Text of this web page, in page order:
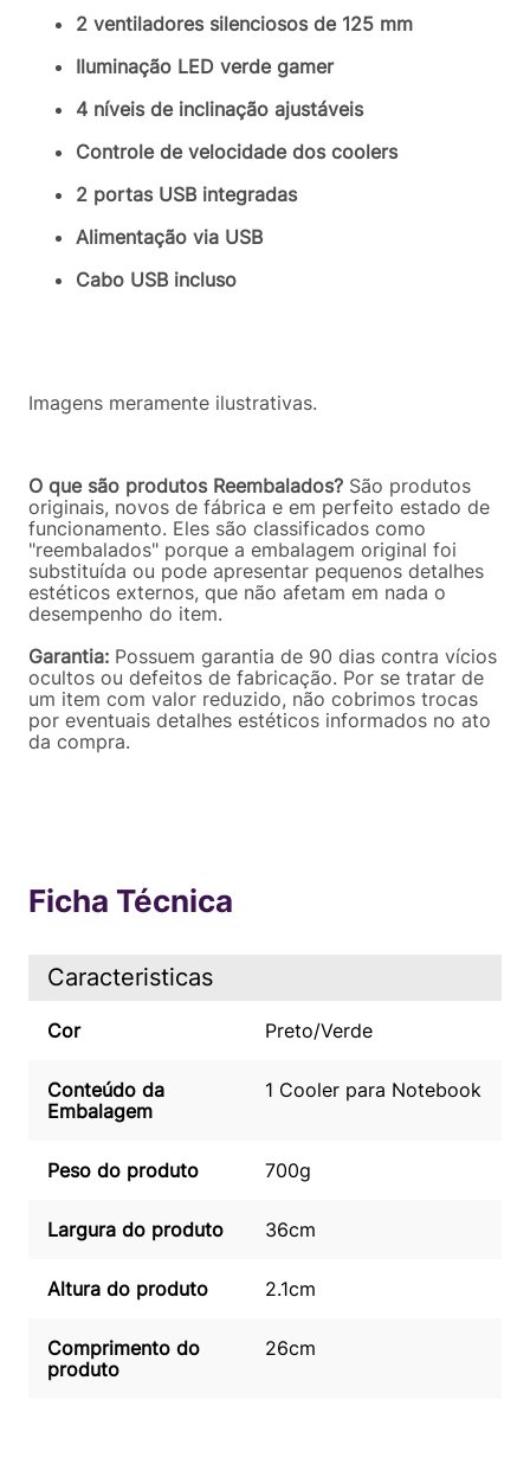
2 ventiladores silenciosos de 125 mm
Iluminação LED verde gamer
4 níveis de inclinação ajustáveis
Controle de velocidade dos coolers
2 portas USB integradas
Alimentação via USB
Cabo USB incluso
Imagens meramente ilustrativas.
O que são produtos Reembalados? São produtos
originais, novos de fábrica e em perfeito estado de
funcionamento. Eles são classificados como
"reembalados" porque a embalagem original foi
substituída ou pode apresentar pequenos detalhes
estéticos externos, que não afetam em nada o
desempenho do item.
Garantia: Possuem garantia de 90 dias contra vícios
ocultos ou defeitos de fabricação. Por se tratar de
um item com valor reduzido, não cobrimos trocas
por eventuais detalhes estéticos informados no ato
da compra.
Ficha Técnica
Caracteristicas
Cor Preto/Verde
Conteúdo da
Embalagem
1 Cooler para Notebook
Peso do produto 700g
Largura do produto 36cm
Altura do produto 2.1cm
Comprimento do
produto
26cm